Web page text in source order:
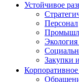
Устойчивое
Персонал
Закупки